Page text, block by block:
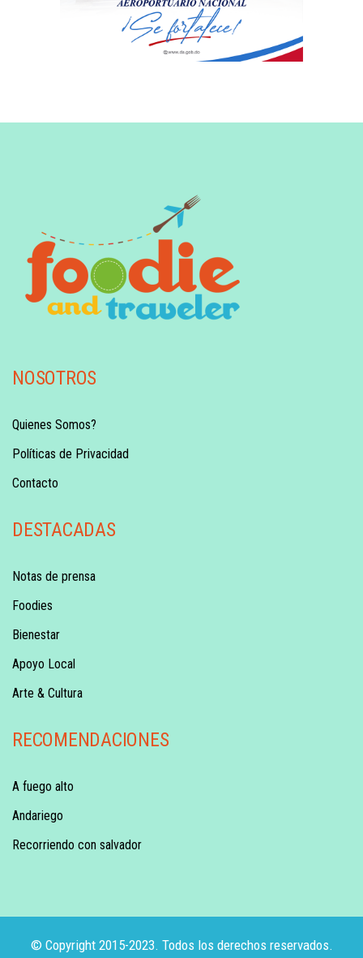
NOSOTROS
Quienes Somos?
Políticas de Privacidad
Contacto
DESTACADAS
Notas de prensa
Foodies
Bienestar
Apoyo Local
Arte & Cultura
RECOMENDACIONES
A fuego alto
Andariego
Recorriendo con salvador
© Copyright 2015-2023. Todos los derechos reservados.